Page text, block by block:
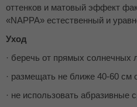
оттенков и матовый эффект
«NAPPA» естественный и
Уход
· беречь от прямых солнечных
· размещать не ближе 40-60 см
· не использовать абразивные